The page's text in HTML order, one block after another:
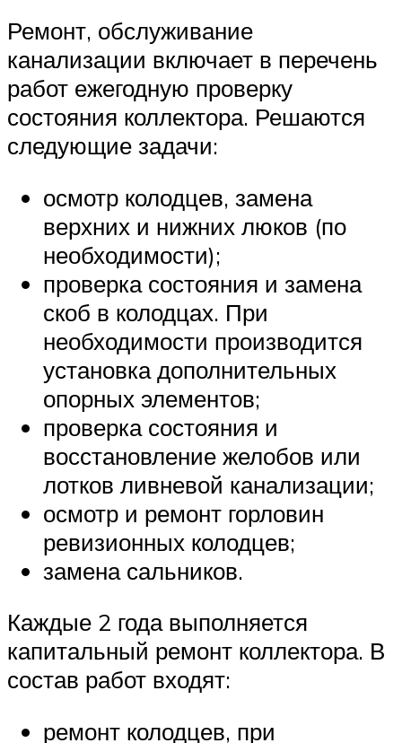
Ремонт, обслуживание
канализации включает в перечень
работ ежегодную проверку
состояния коллектора. Решаются
следующие задачи:
осмотр колодцев, замена
верхних и нижних люков (по
необходимости);
проверка состояния и замена
скоб в колодцах. При
необходимости производится
установка дополнительных
опорных элементов;
проверка состояния и
восстановление желобов или
лотков ливневой канализации;
осмотр и ремонт горловин
ревизионных колодцев;
замена сальников.
Каждые 2 года выполняется
капитальный ремонт коллектора. В
состав работ входят:
ремонт колодцев, при